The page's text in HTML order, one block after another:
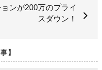
ンが200万のプライ
スダウン！
】